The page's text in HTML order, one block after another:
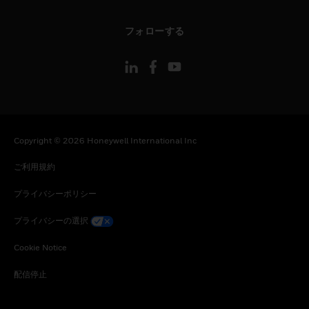
フォローする
Copyright © 2026 Honeywell International Inc
ご利用規約
プライバシーポリシー
プライバシーの選択
Cookie Notice
配信停止